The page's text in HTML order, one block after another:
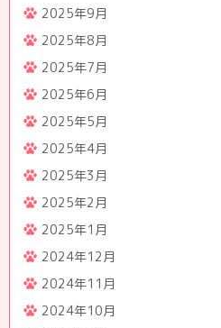
2025年9月
2025年8月
2025年7月
2025年6月
2025年5月
2025年4月
2025年3月
2025年2月
2025年1月
2024年12月
2024年11月
2024年10月